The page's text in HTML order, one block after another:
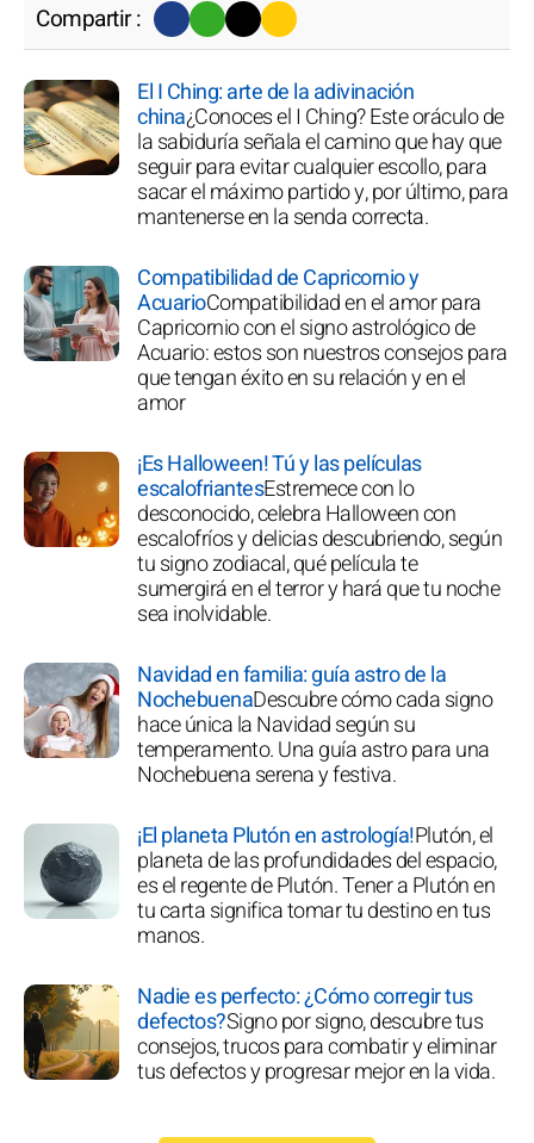
Compartir :
El I Ching: arte de la adivinación
china¿Conoces el I Ching? Este oráculo de
la sabiduría señala el camino que hay que
seguir para evitar cualquier escollo, para
sacar el máximo partido y, por último, para
mantenerse en la senda correcta.
Compatibilidad de Capricornio y
AcuarioCompatibilidad en el amor para
Capricornio con el signo astrológico de
Acuario: estos son nuestros consejos para
que tengan éxito en su relación y en el
amor
¡Es Halloween! Tú y las películas
escalofriantesEstremece con lo
desconocido, celebra Halloween con
escalofríos y delicias descubriendo, según
tu signo zodiacal, qué película te
sumergirá en el terror y hará que tu noche
sea inolvidable.
Navidad en familia: guía astro de la
NochebuenaDescubre cómo cada signo
hace única la Navidad según su
temperamento. Una guía astro para una
Nochebuena serena y festiva.
¡El planeta Plutón en astrología!Plutón, el
planeta de las profundidades del espacio,
es el regente de Plutón. Tener a Plutón en
tu carta significa tomar tu destino en tus
manos.
Nadie es perfecto: ¿Cómo corregir tus
defectos?Signo por signo, descubre tus
consejos, trucos para combatir y eliminar
tus defectos y progresar mejor en la vida.